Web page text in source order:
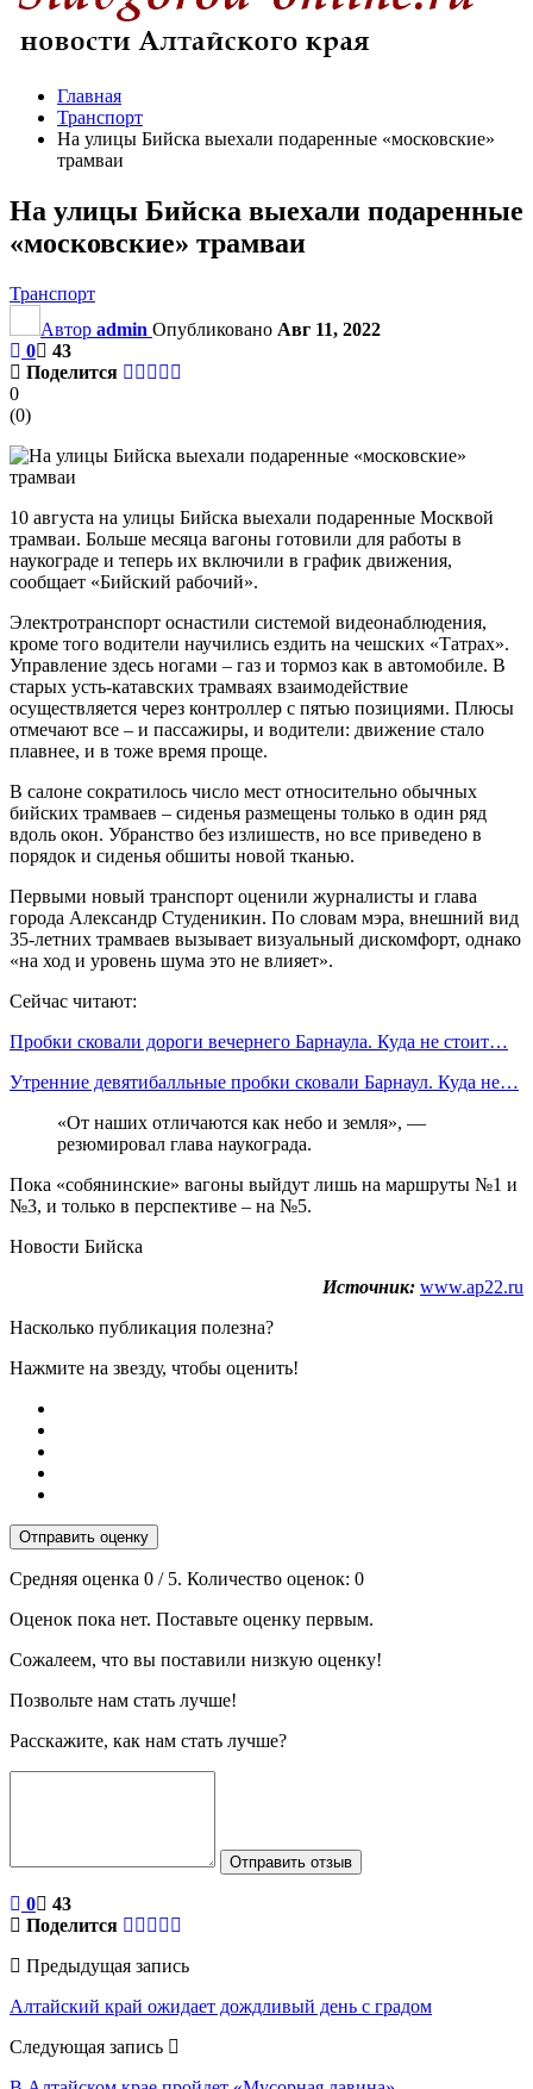
Главная
Транспорт
На улицы Бийска выехали подаренные «московские»
трамваи
На улицы Бийска выехали подаренные
«московские» трамваи
Транспорт
Автор admin Опубликовано Авг 11, 2022
0
43
Поделится
0
(0)
10 августа на улицы Бийска выехали подаренные Москвой
трамваи. Больше месяца вагоны готовили для работы в
наукограде и теперь их включили в график движения,
сообщает «Бийский рабочий».
Электротранспорт оснастили системой видеонаблюдения,
кроме того водители научились ездить на чешских «Татрах».
Управление здесь ногами – газ и тормоз как в автомобиле. В
старых усть-катавских трамваях взаимодействие
осуществляется через контроллер с пятью позициями. Плюсы
отмечают все – и пассажиры, и водители: движение стало
плавнее, и в тоже время проще.
В салоне сократилось число мест относительно обычных
бийских трамваев – сиденья размещены только в один ряд
вдоль окон. Убранство без излишеств, но все приведено в
порядок и сиденья обшиты новой тканью.
Первыми новый транспорт оценили журналисты и глава
города Александр Студеникин. По словам мэра, внешний вид
35-летних трамваев вызывает визуальный дискомфорт, однако
«на ход и уровень шума это не влияет».
Сейчас читают:
Пробки сковали дороги вечернего Барнаула. Куда не стоит…
Утренние девятибалльные пробки сковали Барнаул. Куда не…
«От наших отличаются как небо и земля», —
резюмировал глава наукограда.
Пока «собянинские» вагоны выйдут лишь на маршруты №1 и
№3, и только в перспективе – на №5.
Новости Бийска
Источник: www.ap22.ru
Насколько публикация полезна?
Нажмите на звезду, чтобы оценить!
Отправить оценку
Средняя оценка 0 / 5. Количество оценок: 0
Оценок пока нет. Поставьте оценку первым.
Сожалеем, что вы поставили низкую оценку!
Позвольте нам стать лучше!
Расскажите, как нам стать лучше?
Отправить отзыв
0
43
Поделится
Предыдущая запись
Алтайский край ожидает дождливый день с градом
Следующая запись